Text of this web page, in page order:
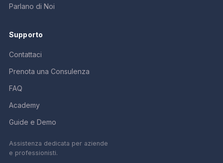
Parlano di Noi
Supporto
Contattaci
Prenota una Consulenza
FAQ
Academy
Guide e Demo
Assistenza dedicata per aziende
e professionisti.